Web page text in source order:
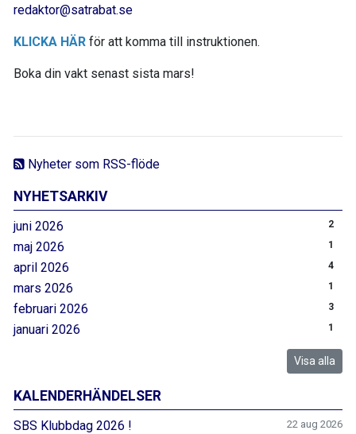
Nyheter som RSS-flöde
NYHETSARKIV
juni 2026 2
maj 2026 1
april 2026 4
mars 2026 1
februari 2026 3
januari 2026 1
Visa alla
KALENDERHÄNDELSER
SBS Klubbdag 2026 ! 22 aug 2026
redaktor@satrabat.se
KLICKA HÄR för att komma till instruktionen.
Boka din vakt senast sista mars!